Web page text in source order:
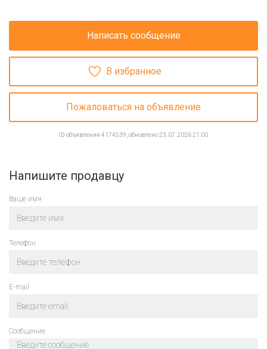
Написать сообщение
В избранное
Пожаловаться на объявление
ID объявления 4174539, обновлено 23.07.2026 21:00
Напишите продавцу
Ваше имя
Телефон
E-mail
Cообщение